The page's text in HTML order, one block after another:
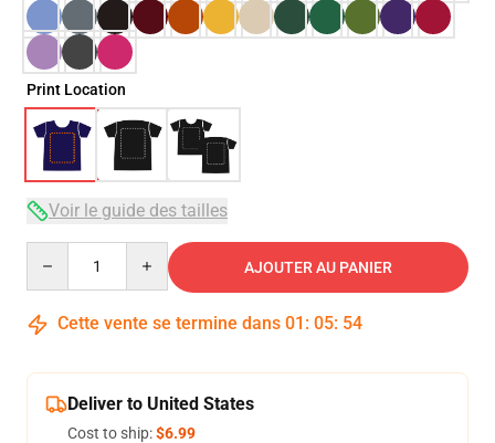
Print Location
Voir le guide des tailles
AJOUTER AU PANIER
Cette vente se termine dans 01 : 05: 53
Deliver to United States
Cost to ship:$6.99